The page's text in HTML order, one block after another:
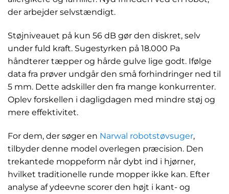
der arbejder selvstændigt.
Støjniveauet på kun 56 dB gør den diskret, selv
under fuld kraft. Sugestyrken på 18.000 Pa
håndterer tæpper og hårde gulve lige godt. Ifølge
data fra prøver undgår den små forhindringer ned til
5 mm. Dette adskiller den fra mange konkurrenter.
Oplev forskellen i dagligdagen med mindre støj og
mere effektivitet.
For dem, der søger en Narwal robotstøvsuger,
tilbyder denne model overlegen præcision. Den
trekantede moppeform når dybt ind i hjørner,
hvilket traditionelle runde mopper ikke kan. Efter
analyse af ydeevne scorer den højt i kant- og